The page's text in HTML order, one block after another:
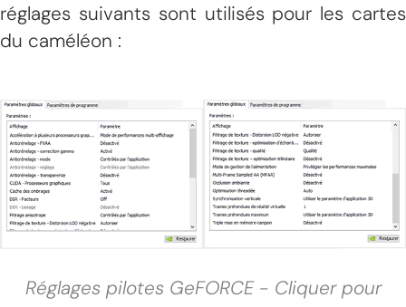
réglages suivants sont utilisés pour les cartes
du caméléon :
Réglages pilotes GeFORCE - Cliquer pour